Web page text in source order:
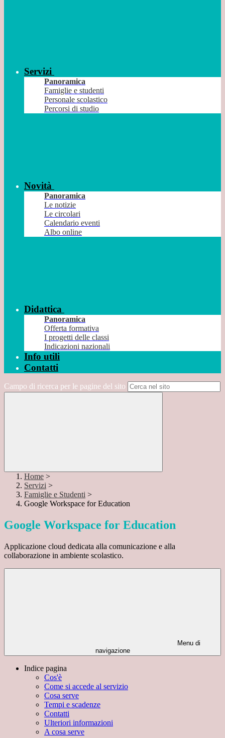
Servizi
Panoramica
Famiglie e studenti
Personale scolastico
Percorsi di studio
Novità
Panoramica
Le notizie
Le circolari
Calendario eventi
Albo online
Didattica
Panoramica
Offerta formativa
I progetti delle classi
Indicazioni nazionali
Info utili
Contatti
Campo di ricerca per le pagine del sito
Home >
Servizi >
Famiglie e Studenti >
Google Workspace for Education
Google Workspace for Education
Applicazione cloud dedicata alla comunicazione e alla
collaborazione in ambiente scolastico.
Menu di
navigazione
Indice pagina
Cos'è
Come si accede al servizio
Cosa serve
Tempi e scadenze
Contatti
Ulteriori informazioni
A cosa serve